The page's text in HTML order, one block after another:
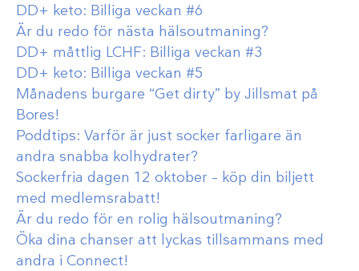
DD+ keto: Billiga veckan #6
Är du redo för nästa hälsoutmaning?
DD+ måttlig LCHF: Billiga veckan #3
DD+ keto: Billiga veckan #5
Månadens burgare “Get dirty” by Jillsmat på
Bores!
Poddtips: Varför är just socker farligare än
andra snabba kolhydrater?
Sockerfria dagen 12 oktober – köp din biljett
med medlemsrabatt!
Är du redo för en rolig hälsoutmaning?
Öka dina chanser att lyckas tillsammans med
andra i Connect!